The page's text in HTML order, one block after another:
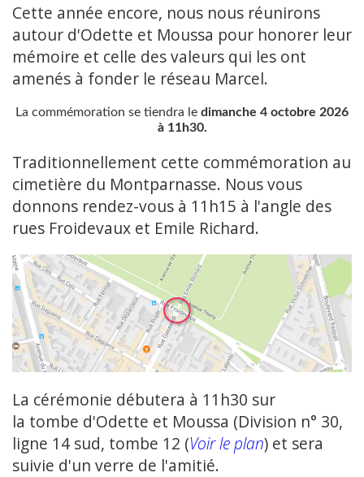
Cette année encore, nous nous réunirons
autour d'Odette et Moussa pour honorer leur
mémoire et celle des valeurs qui les ont
amenés à fonder le réseau Marcel.
La commémoration se tiendra le dimanche 4 octobre 2026
à 11h30.
Traditionnellement cette commémoration au
cimetière du Montparnasse. Nous vous
donnons rendez-vous à 11h15 à l'angle des
rues Froidevaux et Emile Richard.
La cérémonie débutera à 11h30 sur
la tombe d'Odette et Moussa (Division n° 30,
ligne 14 sud, tombe 12 (Voir le plan) et sera
suivie d'un verre de l'amitié.